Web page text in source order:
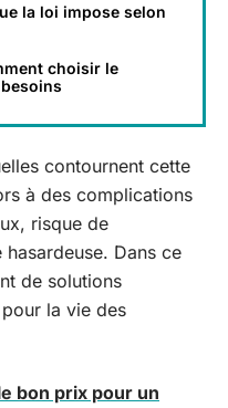
la loi impose selon
choisir le
contournent cette
à des complications
risque de
Dans ce
de solutions
la vie des
bon prix pour un